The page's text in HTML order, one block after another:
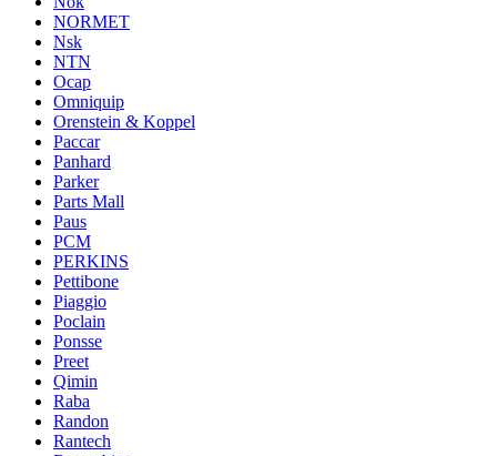
NORMET
Nsk
NTN
Ocap
Omniquip
Orenstein & Koppel
Paccar
Panhard
Parker
Parts Mall
Paus
PCM
PERKINS
Pettibone
Piaggio
Poclain
Ponsse
Preet
Qimin
Raba
Randon
Rantech